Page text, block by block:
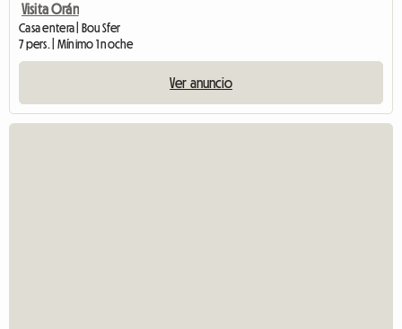
Visita Orán
Casa entera | Bou Sfer
7 pers. | Mínimo 1 noche
Ver anuncio